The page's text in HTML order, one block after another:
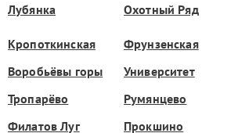
Лубянка Охотный Ряд
Кропоткинская
Фрунзенская
Воробьёвы горы
Университет
Тропарёво
Румянцево
Филатов Луг
Прокшино